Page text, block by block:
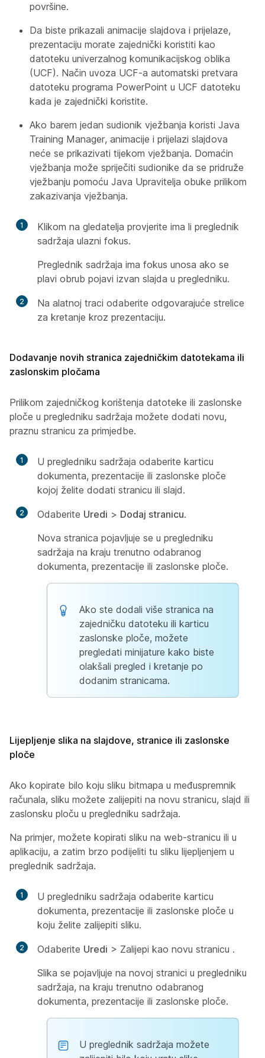
površine.
Da biste prikazali animacije slajdova i prijelaze,
prezentaciju morate zajednički koristiti kao
datoteku univerzalnog komunikacijskog oblika
(UCF). Način uvoza UCF-a automatski pretvara
datoteku programa PowerPoint u UCF datoteku
kada je zajednički koristite.
Ako barem jedan sudionik vježbanja koristi Java
Training Manager, animacije i prijelazi slajdova
neće se prikazivati tijekom vježbanja. Domaćin
vježbanja može spriječiti sudionike da se pridruže
vježbanju pomoću Java Upravitelja obuke prilikom
zakazivanja vježbanja.
1
Klikom na gledatelja provjerite ima li preglednik
sadržaja ulazni fokus.
Preglednik sadržaja ima fokus unosa ako se
plavi obrub pojavi izvan slajda u pregledniku.
2
Na alatnoj traci odaberite odgovarajuće strelice
za kretanje kroz prezentaciju.
Dodavanje novih stranica zajedničkim datotekama ili
zaslonskim pločama
Prilikom zajedničkog korištenja datoteke ili zaslonske
ploče u pregledniku sadržaja možete dodati novu,
praznu stranicu za primjedbe.
1
U pregledniku sadržaja odaberite karticu
dokumenta, prezentacije ili zaslonske ploče
kojoj želite dodati stranicu ili slajd.
2 Odaberite Uredi > Dodaj stranicu.
Nova stranica pojavljuje se u pregledniku
sadržaja na kraju trenutno odabranog
dokumenta, prezentacije ili zaslonske ploče.
Ako ste dodali više stranica na
zajedničku datoteku ili karticu
zaslonske ploče, možete
pregledati minijature kako biste
olakšali pregled i kretanje po
dodanim stranicama.
Lijepljenje slika na slajdove, stranice ili zaslonske
ploče
Ako kopirate bilo koju sliku bitmapa u međuspremnik
računala, sliku možete zalijepiti na novu stranicu, slajd ili
zaslonsku ploču u pregledniku sadržaja.
Na primjer, možete kopirati sliku na web-stranicu ili u
aplikaciju, a zatim brzo podijeliti tu sliku lijepljenjem u
preglednik sadržaja.
1
U pregledniku sadržaja odaberite karticu
dokumenta, prezentacije ili zaslonske ploče u
koju želite zalijepiti sliku.
2 Odaberite Uredi > Zalijepi kao novu stranicu .
Slika se pojavljuje na novoj stranici u pregledniku
sadržaja, na kraju trenutno odabranog
dokumenta, prezentacije ili zaslonske ploče.
U preglednik sadržaja možete